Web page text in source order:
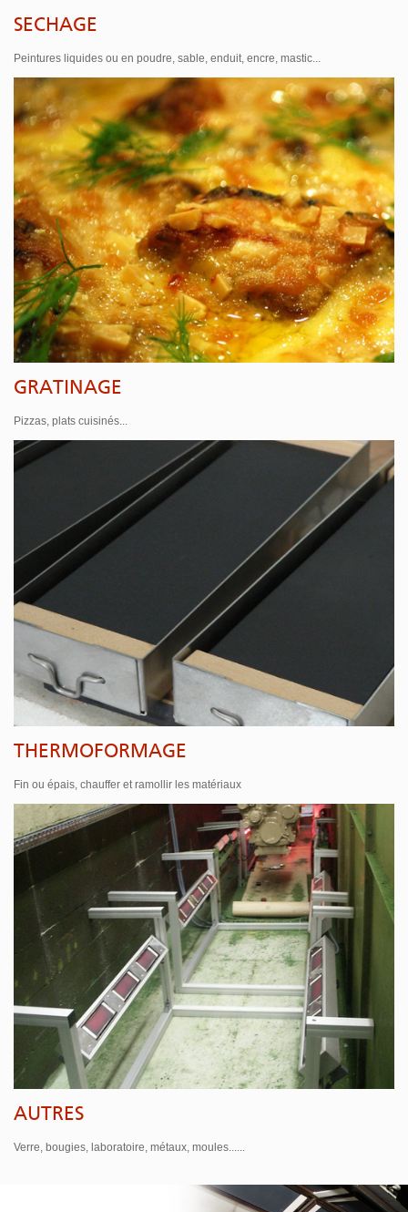
SECHAGE
Peintures liquides ou en poudre, sable, enduit, encre, mastic...
GRATINAGE
Pizzas, plats cuisinés...
THERMOFORMAGE
Fin ou épais, chauffer et ramollir les matériaux
AUTRES
Verre, bougies, laboratoire, métaux, moules......